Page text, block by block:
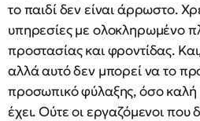
το παιδί δεν είναι άρρωστο.
υπηρεσίες με ολοκληρωμένο
προστασίας και φροντίδας.
αλλά αυτό δεν μπορεί να το
προσωπικό φύλαξης, όσο καλή
έχει. Ούτε οι εργαζόμενοι που